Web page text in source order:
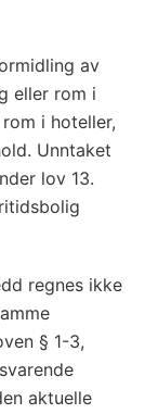
av
eller rom i
i hoteller,
Unntaket
lov 13.
regnes ikke
§ 1-3,
aktuelle